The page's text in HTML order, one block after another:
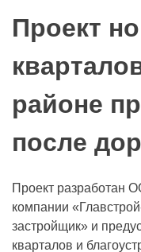
Проект
районе
после
Проект разработан
компании
застройщик» и
кварталов и